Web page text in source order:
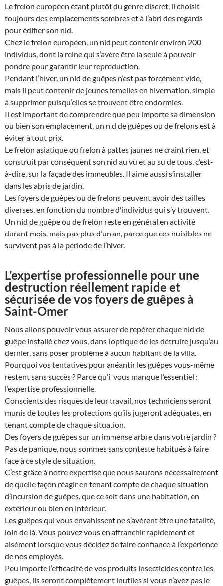
Le frelon européen étant plutôt du genre discret, il choisit
toujours des emplacements sombres et à l’abri des regards
pour édifier son nid.
Chez le frelon européen, un nid peut contenir environ 200
individus, dont la reine qui s’avère être la seule à pouvoir
pondre pour garantir leur reproduction.
Pendant l’hiver, un nid de guêpes n’est pas forcément vide,
mais il peut contenir de jeunes femelles en hivernation, simple
à supprimer puisqu’elles se trouvent être endormies.
Il est important de comprendre que peu importe sa dimension
ou bien son emplacement, un nid de guêpes ou de frelons est à
éviter à tout prix.
Le frelon asiatique ou frelon à pattes jaunes ne craint rien, et
construit par conséquent son nid au vu et au su de tous, c’est-
à-dire, sur la façade des immeubles. Il aime aussi s’installer
dans les abris de jardin.
Les foyers de guêpes ou de frelons peuvent avoir des tailles
diverses, en fonction du nombre d’individus qui s’y trouvent.
Un nid de guêpe ou de frelon reste en général en activité
durant mois, mais pas plus d’un an, parce que ces nuisibles ne
survivent pas à la période de l’hiver.
L’expertise professionnelle pour une
destruction réellement rapide et
sécurisée de vos foyers de guêpes à
Saint-Omer
Nous allons pouvoir vous assurer de repérer chaque nid de
guêpe installé chez vous, dans l’optique de les détruire jusqu’au
dernier, sans poser problème à aucun habitant de la villa.
Pourquoi vos tentatives pour anéantir les guêpes vous-même
restent sans succès ? Parce qu’il vous manque l’essentiel :
l’expertise professionnelle.
Conscients des risques de leur travail, nos techniciens seront
munis de toutes les protections qu’ils jugeront adéquates, en
tenant compte de chaque situation.
Des foyers de guêpes sur un immense arbre dans votre jardin ?
Pas de panique, nous sommes sans conteste habitués à faire
face à ce style de situation.
C’est grâce à notre expertise que nous saurons nécessairement
de quelle façon réagir en tenant compte de chaque situation
d’incursion de guêpes, que ce soit dans une habitation, en
extérieur ou bien en intérieur.
Les guêpes qui vous envahissent ne s’avèrent être une fatalité,
loin de là. Vous pouvez vous en affranchir rapidement et
aisément lorsque vous décidez de faire confiance à l’expérience
de nos employés.
Peu importe l’efficacité de vos produits insecticides contre les
guêpes, ils seront complètement inutiles si vous n’avez pas le